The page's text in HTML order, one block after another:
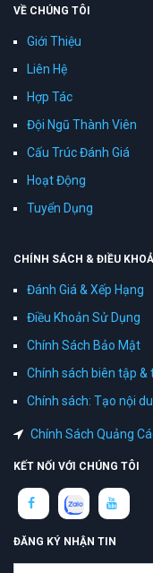
VỀ CHÚNG TÔI
Giới Thiệu
Liên Hệ
Hợp Tác
Đội Ngũ Thành Viên
Cấu Trúc Đánh Giá
Hoạt Động
Tuyển Dụng
CHÍNH SÁCH & ĐIỀU
Đánh Giá & Xếp Hạng
Điều Khoản Sử Dụng
Chính Sách Bảo Mật
Chính sách biên tập &
Chính sách: Tạo nội
Chính Sách Quảng
KẾT NỐI VỚI CHÚNG TÔI
ĐĂNG KÝ NHẬN TIN